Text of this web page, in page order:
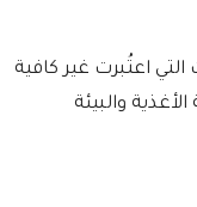
اعتُبرت غير كافية
والبيئة